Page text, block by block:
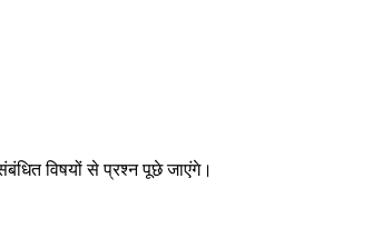
विषयों से प्रश्न पूछे जाएंगे।